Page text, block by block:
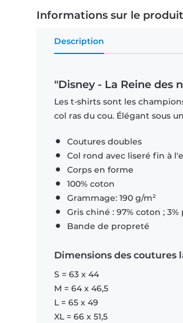
Informations sur le produit
Description
"Disney - La Reine des
Les t-shirts sont les
col ras du cou. Élégant sous
Coutures doubles
Col rond avec liseré fin à
Corps en forme
100% coton
Grammage: 190 g/m²
Gris chiné : 97% coton ;
Bande de propreté
Dimensions des coutures
S = 63 x 44
M = 64 x 46,5
L = 65 x 49
XL = 66 x 51,5